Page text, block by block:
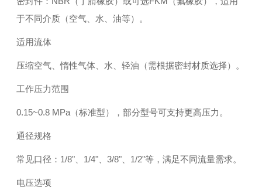
于不同介质（空气、水、油等）。
适用流体
压缩空气、惰性气体、水、轻油（需根据密封材质选择）。
工作压力范围
0.15~0.8 MPa（标准型），部分型号可支持更高压力。
通径规格
常见口径：1/8"、1/4"、3/8"、1/2"等，满足不同流量需求。
电压选项